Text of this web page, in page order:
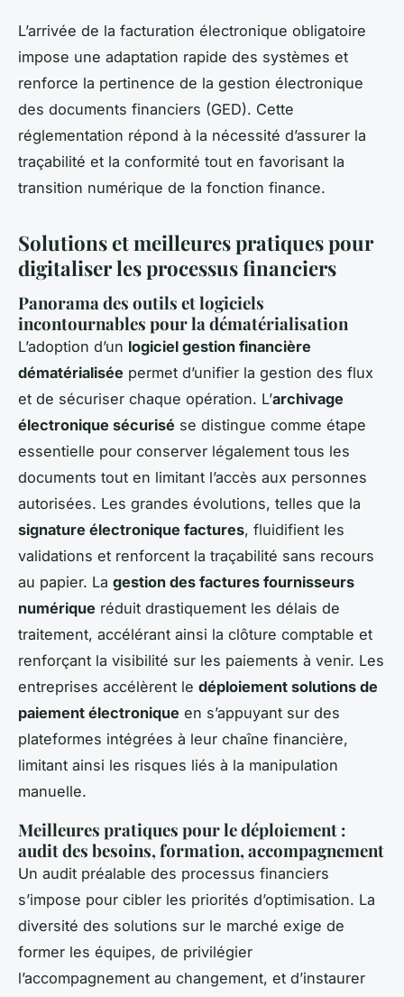
L’arrivée de la facturation électronique obligatoire
impose une adaptation rapide des systèmes et
renforce la pertinence de la gestion électronique
des documents financiers (GED). Cette
réglementation répond à la nécessité d’assurer la
traçabilité et la conformité tout en favorisant la
transition numérique de la fonction finance.
Solutions et meilleures pratiques pour
digitaliser les processus financiers
Panorama des outils et logiciels
incontournables pour la dématérialisation
L’adoption d’un logiciel gestion financière
dématérialisée permet d’unifier la gestion des flux
et de sécuriser chaque opération. L’archivage
électronique sécurisé se distingue comme étape
essentielle pour conserver légalement tous les
documents tout en limitant l’accès aux personnes
autorisées. Les grandes évolutions, telles que la
signature électronique factures, fluidifient les
validations et renforcent la traçabilité sans recours
au papier. La gestion des factures fournisseurs
numérique réduit drastiquement les délais de
traitement, accélérant ainsi la clôture comptable et
renforçant la visibilité sur les paiements à venir. Les
entreprises accélèrent le déploiement solutions de
paiement électronique en s’appuyant sur des
plateformes intégrées à leur chaîne financière,
limitant ainsi les risques liés à la manipulation
manuelle.
Meilleures pratiques pour le déploiement :
audit des besoins, formation, accompagnement
Un audit préalable des processus financiers
s’impose pour cibler les priorités d’optimisation. La
diversité des solutions sur le marché exige de
former les équipes, de privilégier
l’accompagnement au changement, et d’instaurer